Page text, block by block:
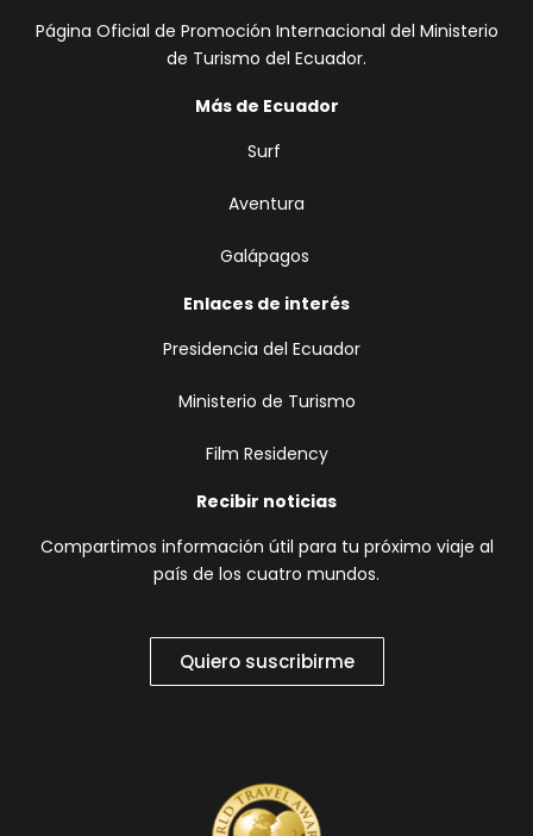
Página Oficial de Promoción Internacional del Ministerio
de Turismo del Ecuador.
Más de Ecuador
Surf
Aventura
Galápagos
Enlaces de interés
Presidencia del Ecuador
Ministerio de Turismo
Film Residency
Recibir noticias
Compartimos información útil para tu próximo viaje al
país de los cuatro mundos.
Quiero suscribirme